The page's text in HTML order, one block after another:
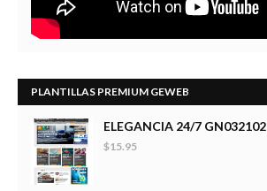
PLANTILLAS PREMIUM GEWEB
ELEGANCIA 24/7 GN032102
$15.95